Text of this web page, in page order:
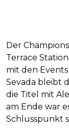
Der
Terrace
mit den Events
Sevada bleibt
die Titel mit
am Ende war
Schlusspunkt